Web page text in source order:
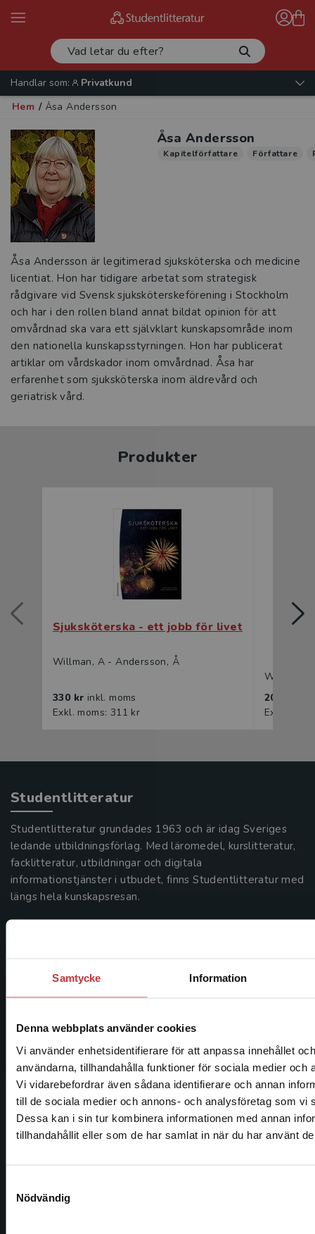
Samtycke Information
Denna webbplats använder cookies
Vi använder enhetsidentifierare för att anpassa innehållet
användarna, tillhandahålla funktioner för sociala medier och
Vi vidarebefordrar även sådana identifierare och annan
till de sociala medier och annons- och analysföretag som vi
Dessa kan i sin tur kombinera informationen med annan
tillhandahållit eller som de har samlat in när du har använt
Nödvändig
Begränsad fraktregion
Sverige. Vi erbjuder inte leveranser utanför Sverige.
Handlar som:
Privatkund
Hem / Åsa Andersson
Åsa Andersson
Kapitelförfattare Författare
Åsa Andersson är legitimerad sjuksköterska och medicine
licentiat. Hon har tidigare arbetat som strategisk
rådgivare vid Svensk sjuksköterskeförening i Stockholm
och har i den rollen bland annat bildat opinion för att
omvårdnad ska vara ett självklart kunskapsområde inom
den nationella kunskapsstyrningen. Hon har publicerat
artiklar om vårdskador inom omvårdnad. Åsa har
erfarenhet som sjuksköterska inom äldrevård och
geriatrisk vård.
Produkter
Sjuksköterska - ett jobb för livet
Willman, A - Andersson, Å
330 kr inkl. moms
Exkl. moms: 311 kr
Willman,
205 kr
Exkl.
Studentlitteratur
Studentlitteratur grundades 1963 och är idag Sveriges
ledande utbildningsförlag. Med läromedel, kurslitteratur,
facklitteratur, utbildningar och digitala
informationstjänster i utbudet, finns Studentlitteratur med
längs hela kunskapsresan.
046-31 20 00
Postadress:
221 00 Lund
Besöksadress:
Åkergränden 1
226 60 Lund
Kontakta kundservice